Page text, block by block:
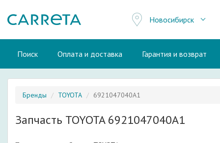
Новосибирск
Поиск Оплата и доставка Гарантия и возврат
Бренды TOYOTA 6921047040A1
Запчасть TOYOTA 6921047040A1